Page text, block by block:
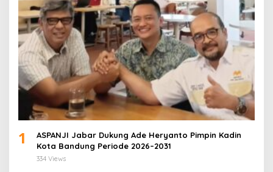
1
ASPANJI Jabar Dukung Ade Heryanto Pimpin Kadin
Kota Bandung Periode 2026–2031
334 Views